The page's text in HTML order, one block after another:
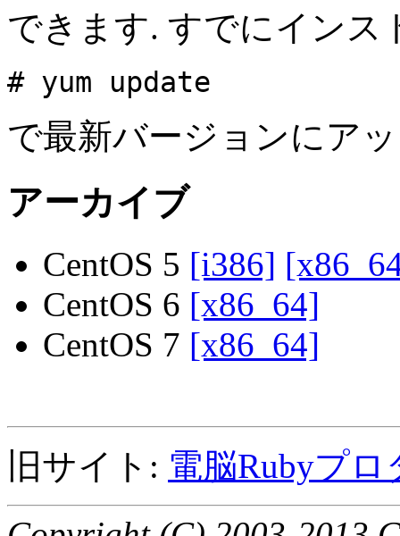
できます. すでにインス
# yum update
で最新バージョンにア
アーカイブ
CentOS 5 [i386]
CentOS 6 [x86_64]
CentOS 7 [x86_64]
旧サイト: 電脳Rubyプロ